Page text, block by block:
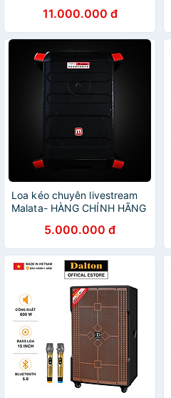
11.000.000 đ
Loa kéo chuyên livestream
Malata- HÀNG CHÍNH HÃNG
5.000.000 đ